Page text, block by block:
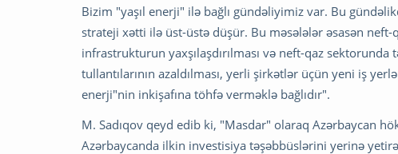
Bizim "yaşıl enerji" ilə bağlı gündəliyimiz var. Bu
strateji xətti ilə üst-üstə düşür. Bu məsələlər əsasən
infrastrukturun yaxşılaşdırılması və neft-qaz
tullantılarının azaldılması, yerli şirkətlər üçün yeni iş
enerji"nin inkişafına töhfə verməklə bağlıdır".
M. Sadıqov qeyd edib ki, "Masdar" olaraq Azərbaycan
Azərbaycanda ilkin investisiya təşəbbüslərini yerinə